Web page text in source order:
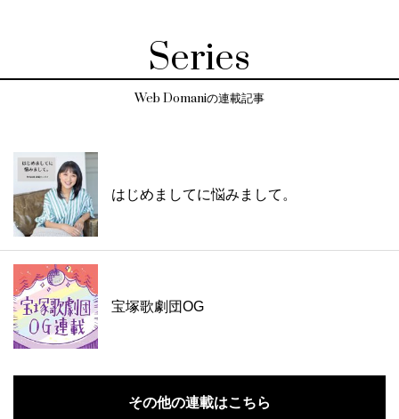
Series
Web Domaniの連載記事
はじめましてに悩みまして。
宝塚歌劇団OG
その他の連載はこちら